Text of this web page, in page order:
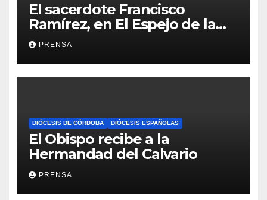
El sacerdote Francisco
Ramírez, en El Espejo de la
Iglesia
PRENSA
DIÓCESIS DE CÓRDOBA DIÓCESIS ESPAÑOLAS
El Obispo recibe a la
Hermandad del Calvario
PRENSA